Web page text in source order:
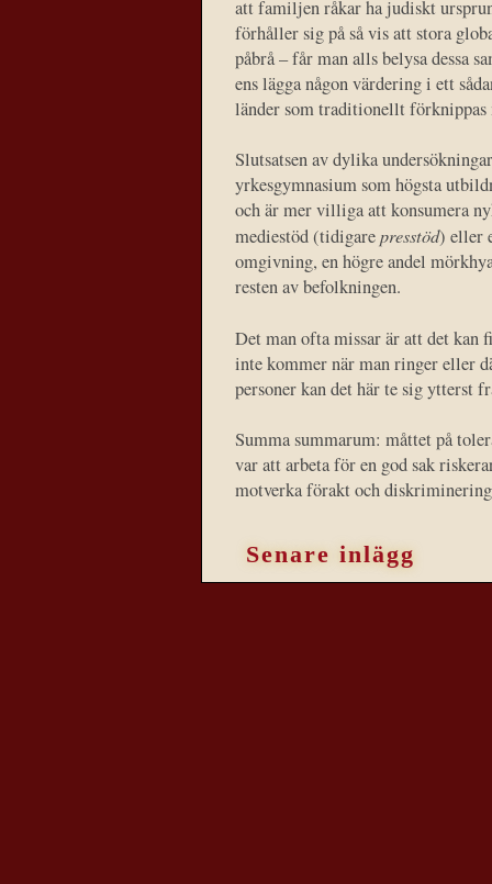
att familjen råkar ha judiskt
förhåller sig på så vis att stora
påbrå – får man alls belysa dessa
ens lägga någon värdering i ett
länder som traditionellt förknippas
Slutsatsen av dylika
yrkesgymnasium som högsta
och är mer villiga att konsumera
mediestöd (tidigarepresstöd) eller
omgivning, en högre andel
resten av befolkningen.
Det man ofta missar är att det kan
inte kommer när man ringer eller
personer kan det här te sig ytterst
Summa summarum: måttet på
var att arbeta för en god sak
motverka förakt och
Senare inlägg